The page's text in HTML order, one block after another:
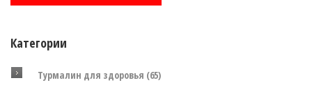
Категории
Турмалин для здоровья (65)